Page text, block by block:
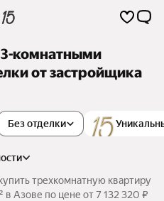
комнатными
от застройщика
Без отделки
трехкомнатную квартиру
в Азове по цене от 7 132 320 ₽